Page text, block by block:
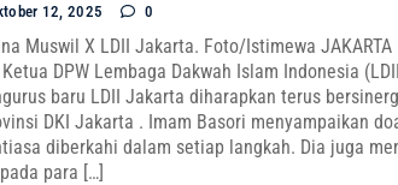
12, 2025 0
Muswil X LDII Jakarta. Foto/Istimewa
DPW Lembaga Dakwah Islam Indonesia
baru LDII Jakarta diharapkan terus
DKI Jakarta . Imam Basori menyampaikan
diberkahi dalam setiap langkah. Dia juga
para […]